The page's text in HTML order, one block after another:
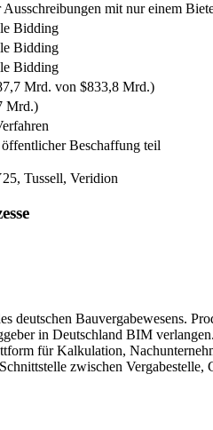
Ausschreibungen mit nur einem
Bidding
Bidding
Bidding
Mrd. von $833,8 Mrd.)
Mrd.)
öffentlicher Beschaffung teil
Tussell, Veridion
deutschen Bauvergabewesens.
in Deutschland BIM verlangen.
für Kalkulation,
zwischen Vergabestelle,